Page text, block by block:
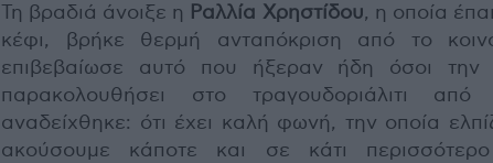
Τη βραδιά άνοιξε η Ραλλία Χρηστίδου, η οποία
κέφι, βρήκε θερμή ανταπόκριση από το
επιβεβαίωσε αυτό που ήξεραν ήδη όσοι την
παρακολουθήσει στο τραγουδοριάλιτι από
αναδείχθηκε: ότι έχει καλή φωνή, την οποία
ακούσουμε κάποτε και σε κάτι